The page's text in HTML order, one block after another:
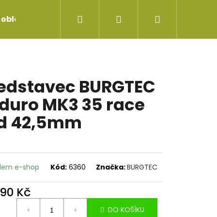
Servis jízdních kol Repase
Přihlášení
BURGTEC
MK3 35 race
42,5mm
e-shop Kód: 6360 Značka:BURGTEC
Kč
DO KOŠÍKU
ŘADÍCÍ ČERNÝ SP-